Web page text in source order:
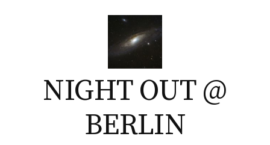
NIGHT OUT @
BERLIN